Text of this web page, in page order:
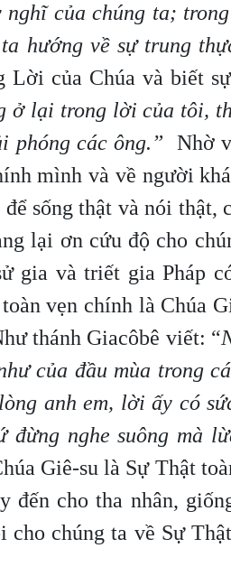
của chúng ta; trong
hướng về sự trung
Lời của Chúa và biết
ở lại trong lời của tôi,
phóng các ông.” Nhờ
mình và về người
sống thật và nói thật,
lại ơn cứu độ cho
gia và triết gia Pháp
vẹn chính là Chúa
thánh Giacôbê viết: “
của đầu mùa trong
anh em, lời ấy có
nghe suông mà
Giê-su là Sự Thật
đến cho tha nhân,
chúng ta về Sự